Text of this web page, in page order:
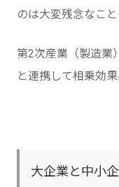
のは大変残念なこと
第2次産業（製造業
と連携して相乗効
大企業と中小